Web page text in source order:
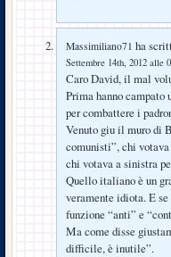
Massimiliano71 ha
Settembre 14th, 2012 alle
Caro David, il mal
Prima hanno
per combattere i
Venuto giu il muro di
comunisti”, chi
chi votava a sinistra
Quello italiano è un
veramente idiota. E
funzione “anti” e
Ma come disse
difficile, è inutile”.